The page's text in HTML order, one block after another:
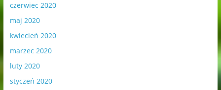
czerwiec 2020
maj 2020
kwiecień 2020
marzec 2020
luty 2020
styczeń 2020